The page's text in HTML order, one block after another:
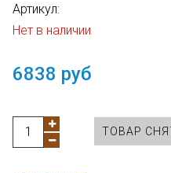
Артикул:
Нет в наличии
6838 руб
ТОВАР